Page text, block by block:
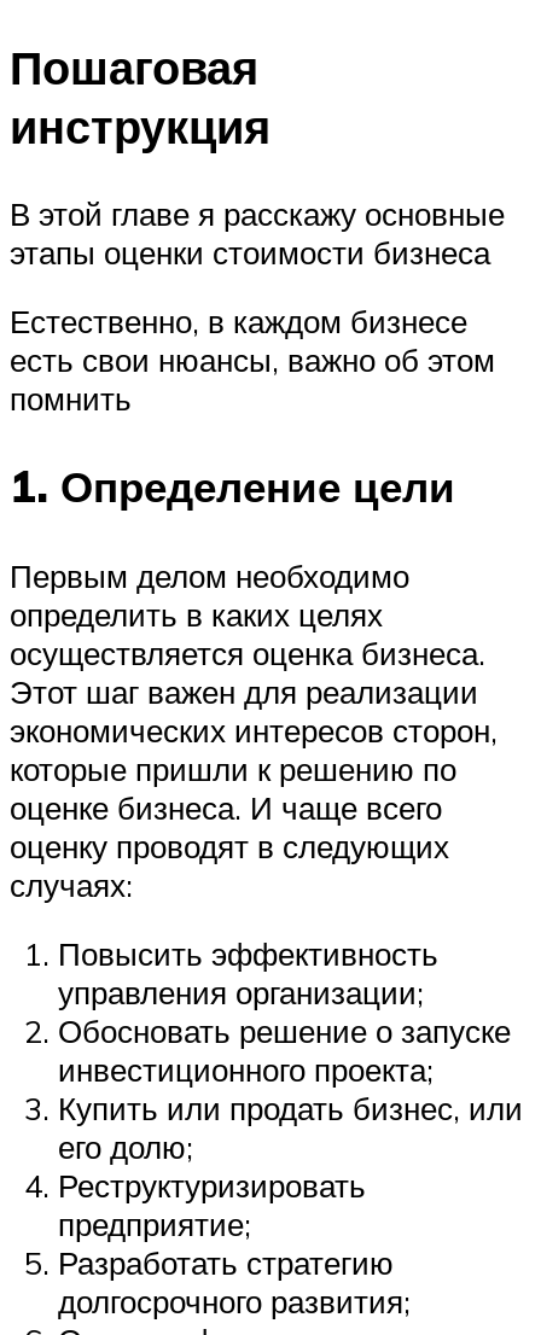
Пошаговая
инструкция
В этой главе я расскажу основные
этапы оценки стоимости бизнеса
Естественно, в каждом бизнесе
есть свои нюансы, важно об этом
помнить
1. Определение цели
Первым делом необходимо
определить в каких целях
осуществляется оценка бизнеса.
Этот шаг важен для реализации
экономических интересов сторон,
которые пришли к решению по
оценке бизнеса. И чаще всего
оценку проводят в следующих
случаях:
Повысить эффективность
управления организации;
Обосновать решение о запуске
инвестиционного проекта;
Купить или продать бизнес, или
его долю;
Реструктуризировать
предприятие;
Разработать стратегию
долгосрочного развития;